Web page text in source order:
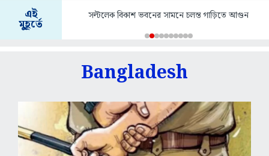
এই
মুহূর্তে
সামনে চলন্ত গাড়িতে আগুন প্রবল বৃষ্টিতে বিভিন্ন রাস্তায় জল জমে যাওয়ায়
নাকাল দিল্লিবাসী
Bangladesh